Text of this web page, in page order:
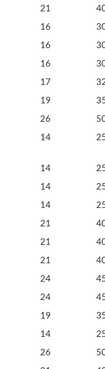
21
16
16
16
17
19
26
14
14
14
14
21
21
21
24
24
19
14
26